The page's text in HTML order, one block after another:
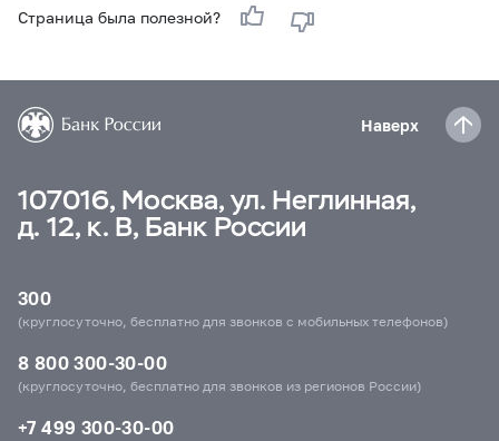
Страница была полезной?
Наверх
107016, Москва, ул. Неглинная,
д. 12, к. В, Банк России
300
(круглосуточно, бесплатно для звонков с мобильных телефонов)
8 800 300-30-00
(круглосуточно, бесплатно для звонков из регионов России)
+7 499 300-30-00